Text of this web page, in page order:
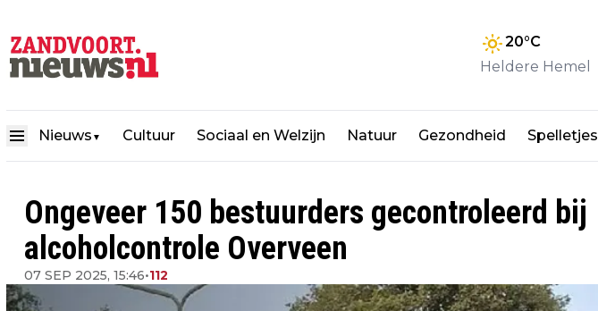
20°C
Heldere Hemel
Nieuws ▼ Cultuur Sociaal en Welzijn Natuur Gezondheid Spelletjes
Ongeveer 150 bestuurders gecontroleerd bij
alcoholcontrole Overveen
07 SEP 2025, 15:46•112